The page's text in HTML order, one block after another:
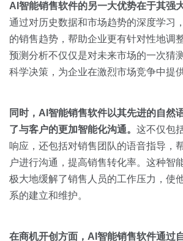
交易跟进
培训辅导
AI 智能销售软件的另一大优势在于其强
通过对历史数据和市场趋势的深度学习
的销售趋势，帮助企业更有针对性地调
预测分析不仅仅是对未来市场的一次猜
科学决策，为企业在激烈市场竞争中提
同时， AI 智能销售软件以其先进的自然
了与客户的更加智能化沟通。 这不仅包
响应，还包括对销售团队的语音指导，
户进行沟通，提高销售转化率。这种智
极大地缓解了销售人员的工作压力，使
系的建立和维护。
在商机开创方面， AI 智能销售软件通过